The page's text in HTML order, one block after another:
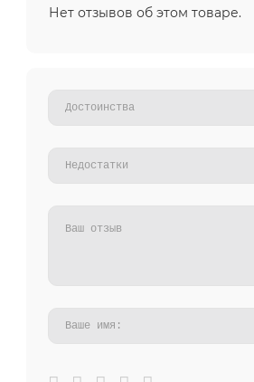
Нет отзывов об этом товаре.